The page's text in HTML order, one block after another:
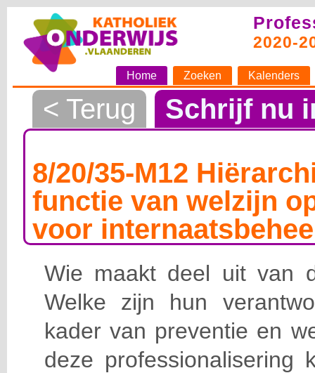
2020-
Home Zoeken Kalenders
< Terug Schrijf nu
8/20/35-M12
functie van welzijn
voor
Wie maakt deel uit van
Welke zijn hun
kader van preventie en
deze professionalisering